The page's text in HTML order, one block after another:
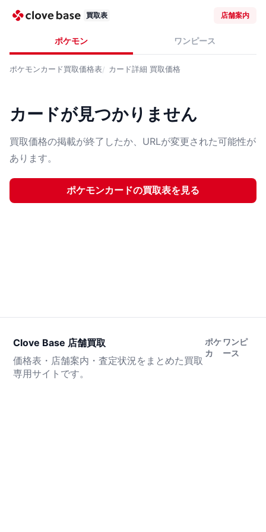
買取表 店舗案内
ポケモン ワンピース
ポケモンカード買取価格表 カード詳細 買取価格
カードが見つかりません
買取価格の掲載が終了したか、URLが変更された可能性が
あります。
ポケモンカードの買取表を見る
Clove Base 店舗買取
価格表・店舗案内・査定状況をまとめた買取
専用サイトです。
ポケ
カ
ワンピ
ース